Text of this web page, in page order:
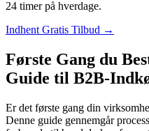
24 timer på hverdage.
Indhent Gratis Tilbud →
Første Gang du
Guide til B2B-
Er det første gang din
Denne guide gennemgår